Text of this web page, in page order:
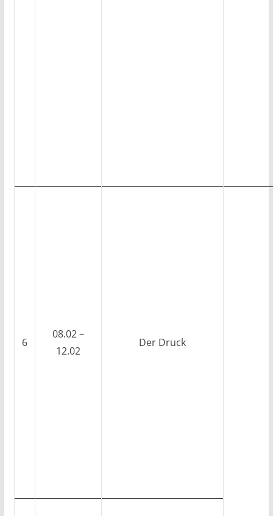
6
08.02 –
12.02
Der Druck